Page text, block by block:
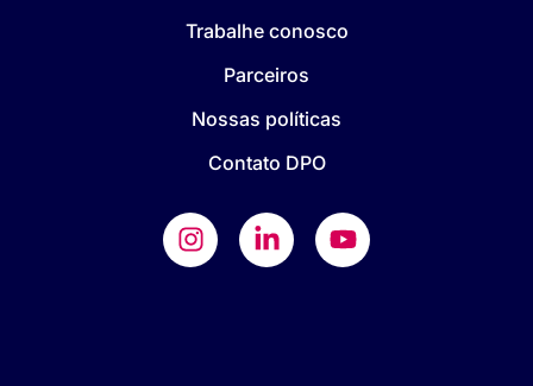
Trabalhe conosco
Parceiros
Nossas políticas
Contato DPO